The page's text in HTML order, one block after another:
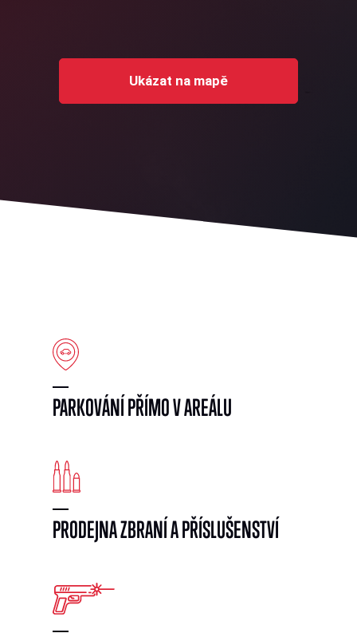
Ukázat na mapě
PARKOVÁNÍ PŘÍMO V AREÁLU
PRODEJNA ZBRANÍ A PŘÍSLUŠENSTVÍ